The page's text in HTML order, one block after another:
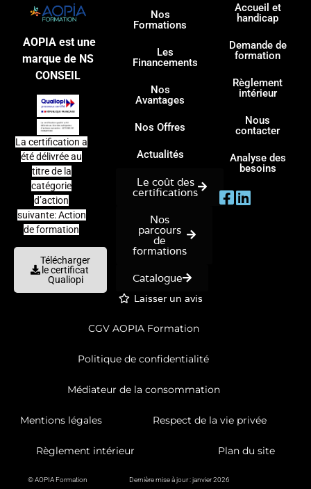
AOPIA est une
marque de NS
CONSEIL
La certification a
été délivrée au
titre de la
catégorie
d’action
suivante: Action
de formation
Télécharger
le certificat
Qualiopi
Nos
Formations
Les
Financements
Nos
Avantages
Nos Offres
Actualités
Le coût des
certifications
Nos
parcours
de
formations
Catalogue
Laisser un avis
Accueil et
handicap
Demande de
formation
Règlement
intérieur
Nous
contacter
Analyse des
besoins
CGV AOPIA Formation
Politique de confidentialité
Médiateur de la consommation
Mentions légales Respect de la vie privée
Règlement intérieur Plan du site
© AOPIA Formation Dernière mise à jour : janvier 2026